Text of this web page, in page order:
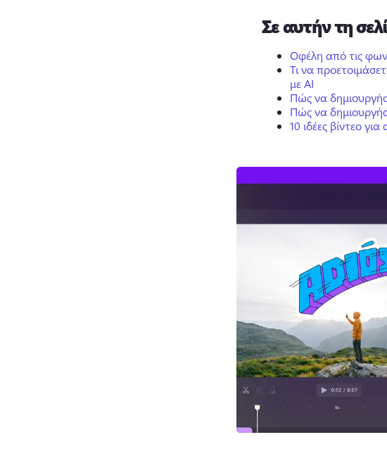
Σε αυτήν τη
Οφέλη από τις
Τι να
με AI
Πώς να
Πώς να
10 ιδέες βίντεο